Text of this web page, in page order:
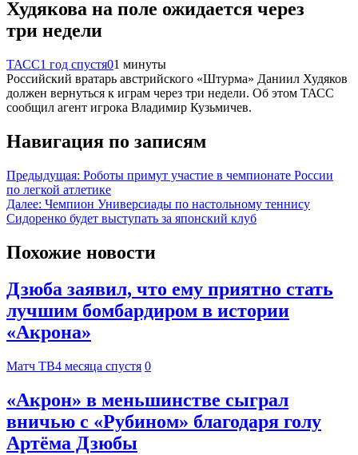
Худякова на поле ожидается через
три недели
ТАСС1 год спустя01 минуты
Российский вратарь австрийского «Штурма» Даниил Худяков
должен вернуться к играм через три недели. Об этом ТАСС
сообщил агент игрока Владимир Кузьмичев.
Навигация по записям
Предыдущая: Роботы примут участие в чемпионате России
по легкой атлетике
Далее: Чемпион Универсиады по настольному теннису
Сидоренко будет выступать за японский клуб
Похожие новости
Дзюба заявил, что ему приятно стать
лучшим бомбардиром в истории
«Акрона»
Матч ТВ4 месяца спустя 0
«Акрон» в меньшинстве сыграл
вничью с «Рубином» благодаря голу
Артёма Дзюбы